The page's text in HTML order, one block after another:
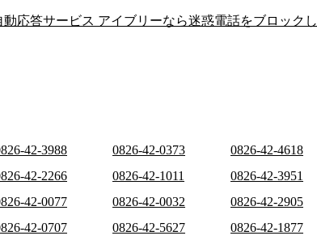
応答サービス アイブリーなら迷惑電話をブロックし
42-3988 0826-42-0373
0826-42-4618
42-2266 0826-42-1011
0826-42-3951
42-0077 0826-42-0032
0826-42-2905
42-0707 0826-42-5627
0826-42-1877